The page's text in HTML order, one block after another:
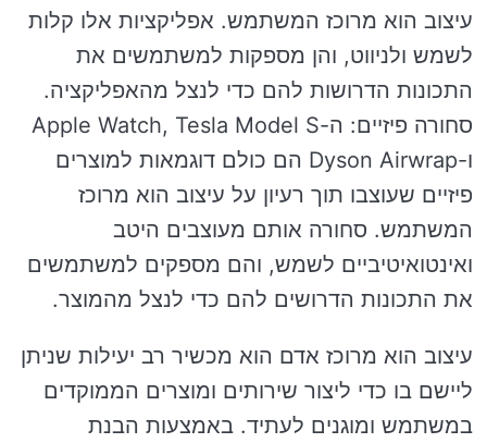
עיצוב הוא מרוכז המשתמש. אפליקציות אלו קלות
לשמש ולניווט, והן מספקות למשתמשים את
התכונות הדרושות להם כדי לנצל מהאפליקציה.
סחורה פיזיים: ה-Apple Watch, Tesla Model S
ו-Dyson Airwrap הם כולם דוגמאות למוצרים
פיזיים שעוצבו תוך רעיון על עיצוב הוא מרוכז
המשתמש. סחורה אותם מעוצבים היטב
ואינטואיטיביים לשמש, והם מספקים למשתמשים
את התכונות הדרושים להם כדי לנצל מהמוצר.
עיצוב הוא מרוכז אדם הוא מכשיר רב יעילות שניתן
ליישם בו כדי ליצור שירותים ומוצרים הממוקדים
במשתמש ומוגנים לעתיד. באמצעות הבנת